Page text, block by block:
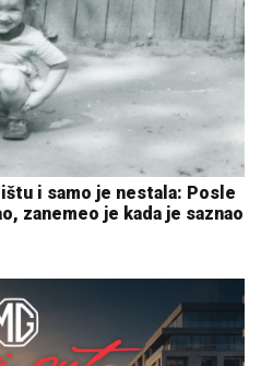
i samo je nestala: Posle
zanemeo je kada je saznao